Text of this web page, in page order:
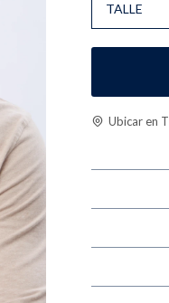
TALLE
Ubicar en